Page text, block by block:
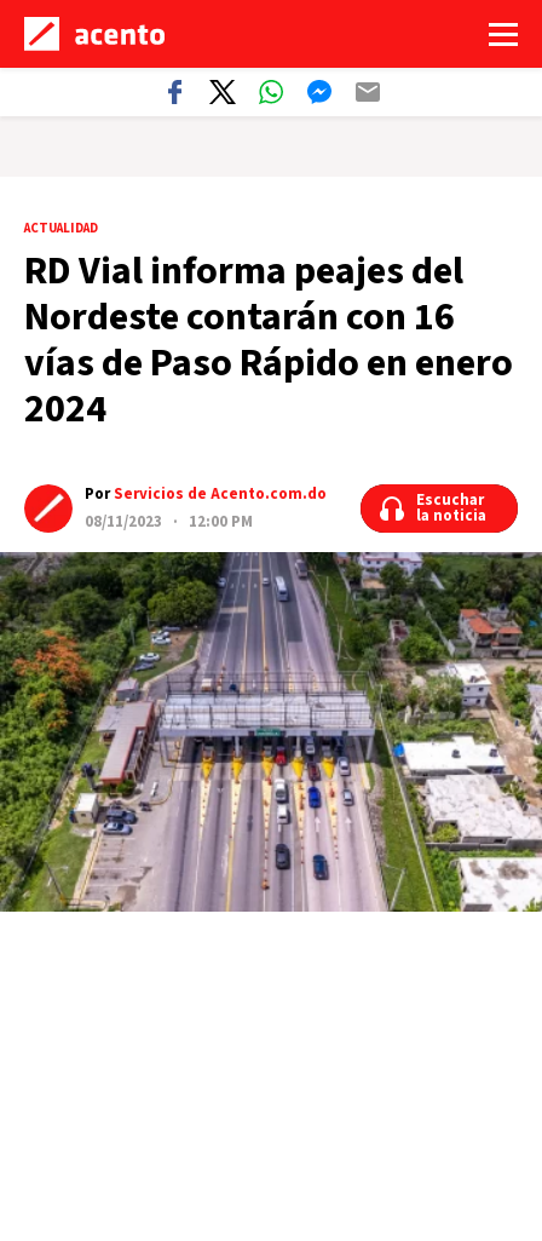
ACTUALIDAD
RD Vial informa peajes del
Nordeste contarán con 16
vías de Paso Rápido en enero
2024
PorServicios de Acento.com.do
08/11/2023 · 12:00 PM
Escuchar
la noticia
Escuchar
la noticia